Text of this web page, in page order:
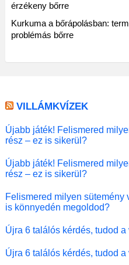
érzékeny bőrre
Kurkuma a bőrápolásban:
problémás bőrre
VILLÁMKVÍZEK
Újabb játék! Felismered
rész – ez is sikerül?
Újabb játék! Felismered
rész – ez is sikerül?
Felismered milyen sütemény
is könnyedén megoldod?
Újra 6 találós kérdés, tudod
Újra 6 találós kérdés, tudod